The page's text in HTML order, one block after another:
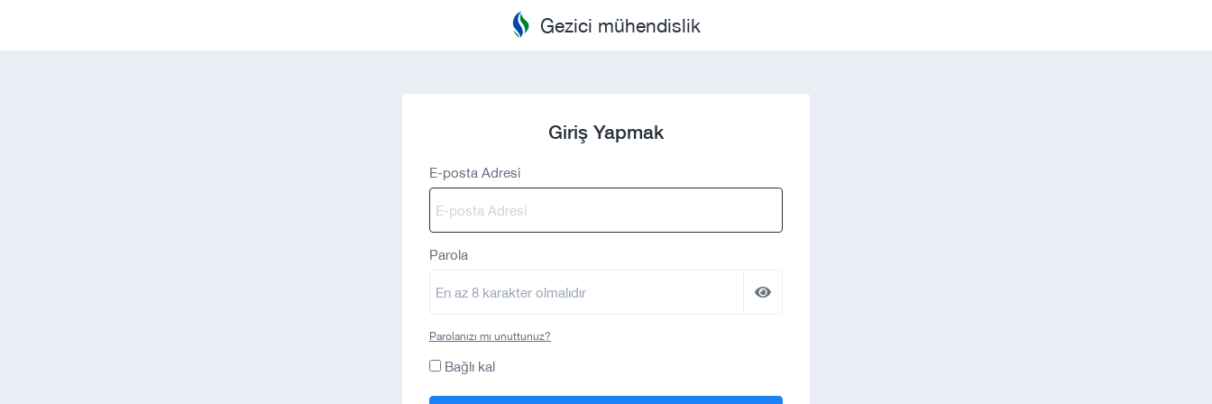
Gezici mühendislik
Giriş Yapmak
E-posta Adresi
Parola
Parolanızı mı unuttunuz?
Bağlı kal